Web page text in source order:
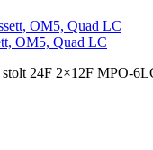
OM5, Quad LC
24F 2×12F MPO-